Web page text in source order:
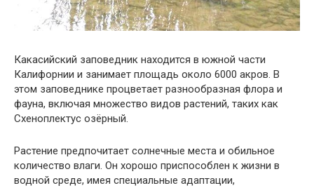
Какасийский заповедник находится в южной части
Калифорнии и занимает площадь около 6000 акров. В
этом заповеднике процветает разнообразная флора и
фауна, включая множество видов растений, таких как
Схеноплектус озёрный.
Растение предпочитает солнечные места и обильное
количество влаги. Он хорошо приспособлен к жизни в
водной среде, имея специальные адаптации,